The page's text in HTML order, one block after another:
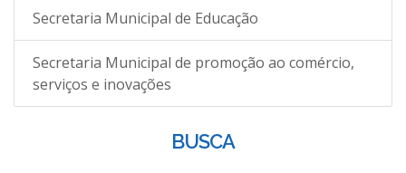
Secretaria Municipal de Educação
Secretaria Municipal de promoção ao comércio,
serviços e inovações
BUSCA